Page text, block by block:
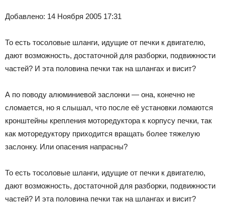
Добавлено: 14 Ноября 2005 17:31
То есть тосоловые шланги, идущие от печки к двигателю,
дают возможность, достаточной для разборки, подвижности
частей? И эта половина печки так на шлангах и висит?
А по поводу алюминиевой заслонки — она, конечно не
сломается, но я слышал, что после её установки ломаются
кронштейны крепления моторедуктора к корпусу печки, так
как моторедуктору приходится вращать более тяжелую
заслонку. Или опасения напрасны?
То есть тосоловые шланги, идущие от печки к двигателю,
дают возможность, достаточной для разборки, подвижности
частей? И эта половина печки так на шлангах и висит?